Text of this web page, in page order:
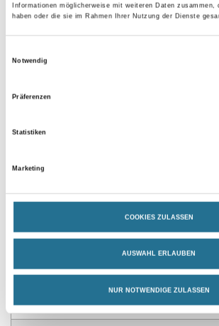
Informationen möglicherweise mit weiteren Daten zusammen,
haben oder die sie im Rahmen Ihrer Nutzung der Dienste
Notwendig
Präferenzen
Statistiken
Marketing
COOKIES ZULASSEN
AUSWAHL ERLAUBEN
NUR NOTWENDIGE ZULASSEN
- s 8 mm
- GL 45 mm